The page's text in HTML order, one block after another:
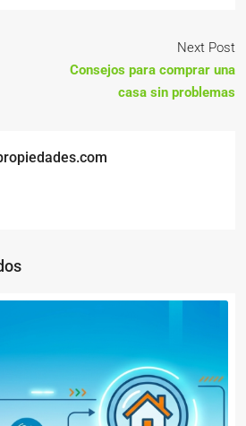
Next Post
Consejos para comprar una
casa sin problemas